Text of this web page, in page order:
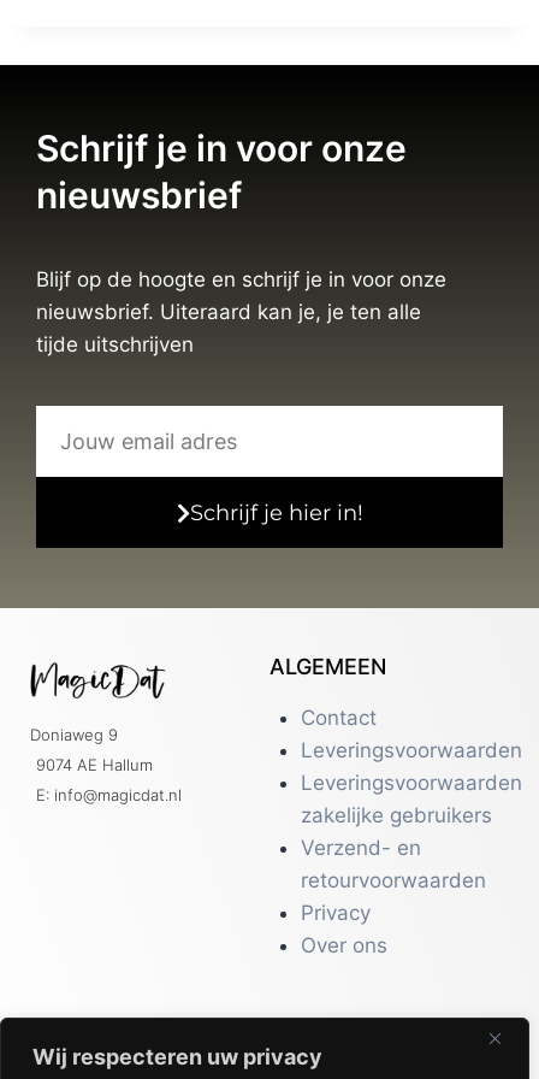
Wij respecteren uw privacy
Schrijf je in voor onze
nieuwsbrief
Blijf op de hoogte en schrijf je in voor onze
nieuwsbrief. Uiteraard kan je, je ten alle
tijde uitschrijven
Schrijf je hier in!
Doniaweg 9
9074 AE Hallum
E: info@magicdat.nl
ALGEMEEN
Contact
Leveringsvoorwaarden
Leveringsvoorwaarden
zakelijke gebruikers
Verzend- en
retourvoorwaarden
Privacy
Over ons
CATALOGI